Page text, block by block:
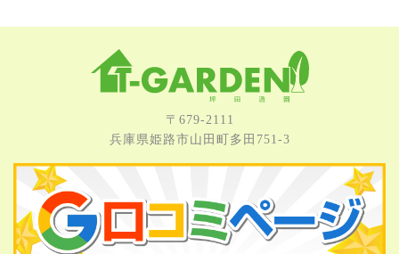
〒679-2111
兵庫県姫路市⼭⽥町多⽥751-3